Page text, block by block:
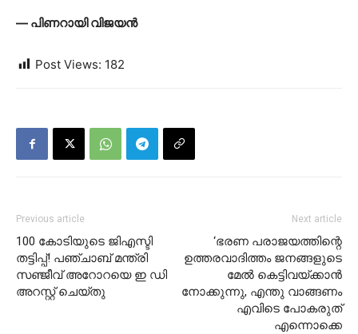
— പിണറായി വിജയൻ
Post Views: 182
Previous article
100 കോടിയുടെ ജിഎസ്ടി
തട്ടിപ്പ്! പഞ്ചാബ് മന്ത്രി
സഞ്ജീവ് അറോറയെ ഇ ഡി
അറസ്റ്റ് ചെയ്തു
Next article
‘ഭരണ പരാജയത്തിന്റെ
ഉത്തരവാദിത്തം ജനങ്ങളുടെ
മേൽ കെട്ടിവയ്ക്കാൻ
നോക്കുന്നു, എന്തു വാങ്ങണം
എവിടെ പോകരുത്
എന്നൊക്കെ